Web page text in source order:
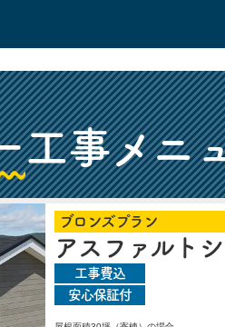
工事メニ
ブロンズプラン
アスファルト
工事費込
安心保証付